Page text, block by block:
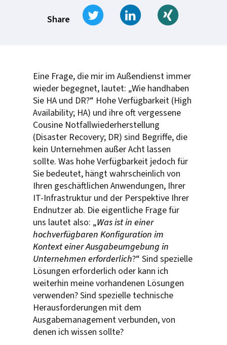
Share
Tweet Share on LinkedIn
Eine Frage, die mir im Außendienst immer
wieder begegnet, lautet: „Wie handhaben
Sie HA und DR?“ Hohe Verfügbarkeit (High
Availability; HA) und ihre oft vergessene
Cousine Notfallwiederherstellung
(Disaster Recovery; DR) sind Begriffe, die
kein Unternehmen außer Acht lassen
sollte. Was hohe Verfügbarkeit jedoch für
Sie bedeutet, hängt wahrscheinlich von
Ihren geschäftlichen Anwendungen, Ihrer
IT-Infrastruktur und der Perspektive Ihrer
Endnutzer ab. Die eigentliche Frage für
uns lautet also: „Was ist in einer
hochverfügbaren Konfiguration im
Kontext einer Ausgabeumgebung in
Unternehmen erforderlich?“ Sind spezielle
Lösungen erforderlich oder kann ich
weiterhin meine vorhandenen Lösungen
verwenden? Sind spezielle technische
Herausforderungen mit dem
Ausgabemanagement verbunden, von
denen ich wissen sollte?